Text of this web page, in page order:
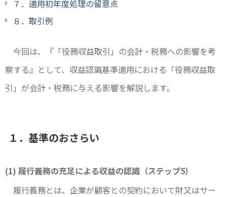
７．適用初年度処理の留意点
８．取引例
今回は、『「役務収益取引」の会計・税務への影響を考
察する』として、収益認識基準適用における「役務収益取
引」が会計・税務に与える影響を解説します。
１．基準のおさらい
(1) 履行義務の充足による収益の認識（ステップ5）
履行義務とは、企業が顧客との契約において財又はサー